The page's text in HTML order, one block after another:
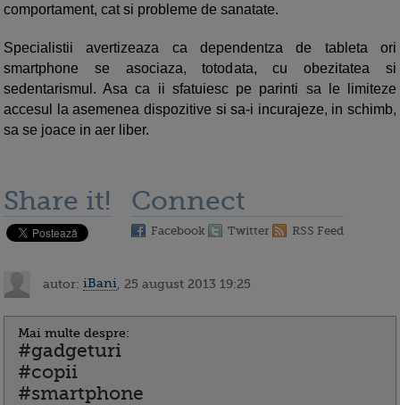
comportament, cat si probleme de sanatate.
Specialistii avertizeaza ca dependentza de tableta ori
smartphone se asociaza, totodata, cu obezitatea si
sedentarismul. Asa ca ii sfatuiesc pe parinti sa le limiteze
accesul la asemenea dispozitive si sa-i incurajeze, in schimb,
sa se joace in aer liber.
Share it! Connect
Facebook Twitter RSS Feed
autor: iBani , 25 august 2013 19:25
Mai multe despre:
#gadgeturi
#copii
#smartphone